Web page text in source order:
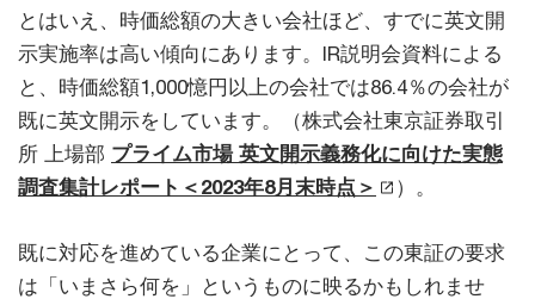
とはいえ、時価総額の大きい会社ほど、すでに英文開
示実施率は高い傾向にあります。IR説明会資料による
と、時価総額1,000憶円以上の会社では86.4％の会社が
既に英文開示をしています。（株式会社東京証券取引
所 上場部 プライム市場 英文開示義務化に向けた実態
調査集計レポート＜2023年8月末時点＞
）。
既に対応を進めている企業にとって、この東証の要求
は「いまさら何を」というものに映るかもしれませ